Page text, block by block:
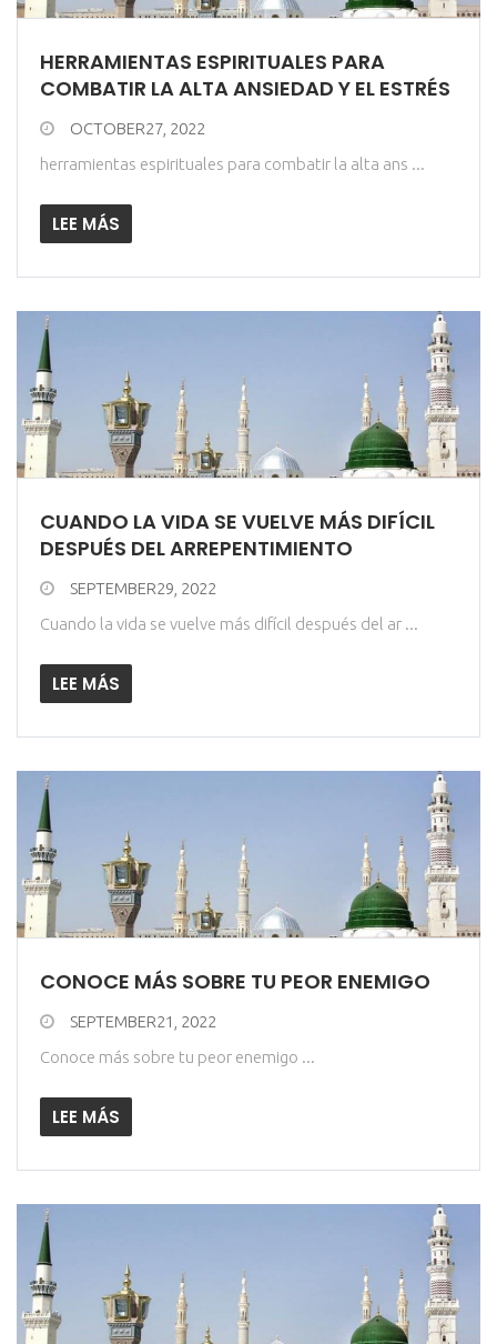
HERRAMIENTAS ESPIRITUALES PARA
COMBATIR LA ALTA ANSIEDAD Y EL ESTRÉS
OCTOBER27, 2022
herramientas espirituales para combatir la alta ans ...
LEE MÁS
CUANDO LA VIDA SE VUELVE MÁS DIFÍCIL
DESPUÉS DEL ARREPENTIMIENTO
SEPTEMBER29, 2022
Cuando la vida se vuelve más difícil después del ar ...
LEE MÁS
CONOCE MÁS SOBRE TU PEOR ENEMIGO
SEPTEMBER21, 2022
Conoce más sobre tu peor enemigo ...
LEE MÁS